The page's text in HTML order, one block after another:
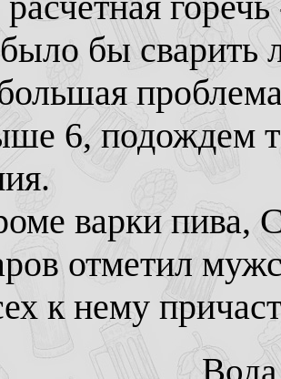
бы сварить
6, подождем
варки
отметил
к нему